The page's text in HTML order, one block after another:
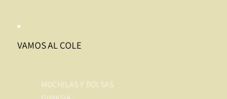
VAMOS AL COLE
MOCHILAS Y BOLSAS